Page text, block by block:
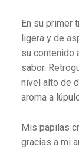
En su primer
ligera y de
su contenido
sabor.
nivel alto de
aroma a
Mis papilas
gracias a mi